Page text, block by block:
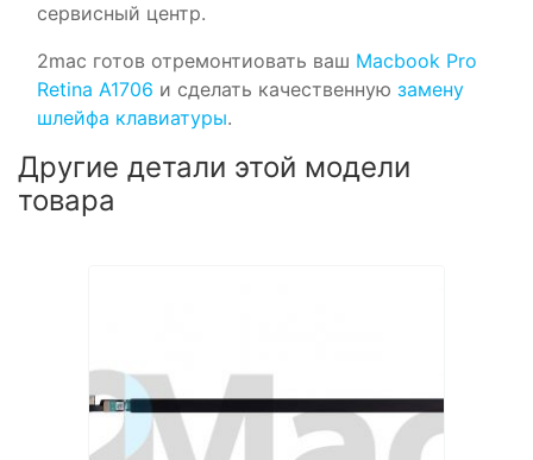
сервисный центр.
2mac готов отремонтиовать ваш Macbook Pro
Retina A1706 и сделать качественную замену
шлейфа клавиатуры.
Другие детали этой модели
товара